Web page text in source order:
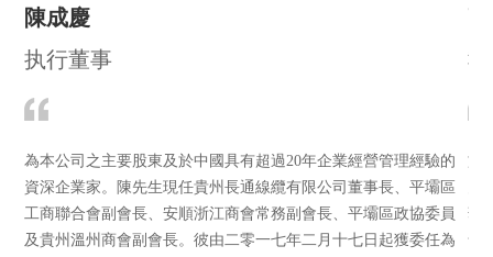
陳成慶
执行董事
為本公司之主要股東及於中國具有超過20年企業經營管理經驗的
資深企業家。陳先生現任貴州長通線纜有限公司董事長、平壩區
工商聯合會副會長、安順浙江商會常務副會長、平壩區政協委員
及貴州溫州商會副會長。彼由二零一七年二月十七日起獲委任為
於
華
售